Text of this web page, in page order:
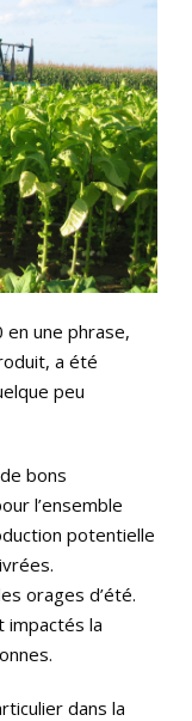
en une phrase,
a été
peu
bons
l’ensemble
potentielle
orages d’été.
impactés la
dans la